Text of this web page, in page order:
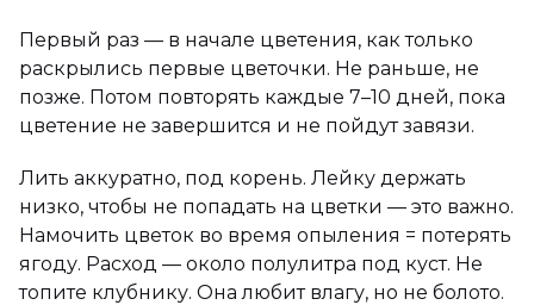
Первый раз — в начале цветения, как только
раскрылись первые цветочки. Не раньше, не
позже. Потом повторять каждые 7–10 дней, пока
цветение не завершится и не пойдут завязи.
Лить аккуратно, под корень. Лейку держать
низко, чтобы не попадать на цветки — это важно.
Намочить цветок во время опыления = потерять
ягоду. Расход — около полулитра под куст. Не
топите клубнику. Она любит влагу, но не болото.